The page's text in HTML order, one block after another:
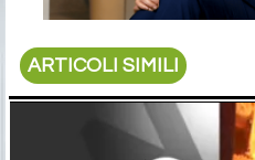
ARTICOLI SIMILI